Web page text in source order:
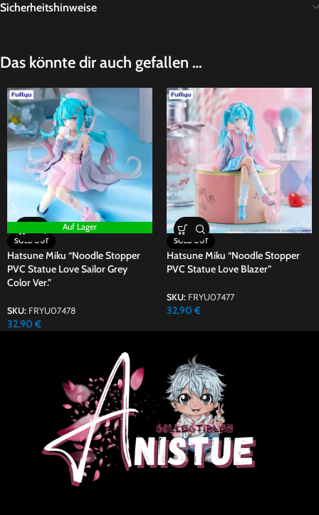
Sicherheitshinweise
Das könnte dir auch gefallen …
Auf Lager
SOLD OUT
Hatsune Miku “Noodle Stopper
PVC Statue Love Sailor Grey
Color Ver.”
SKU: FRYU07478
32,90 €
SOLD OUT
Hatsune Miku “Noodle Stopper
PVC Statue Love Blazer”
SKU: FRYU07477
32,90 €